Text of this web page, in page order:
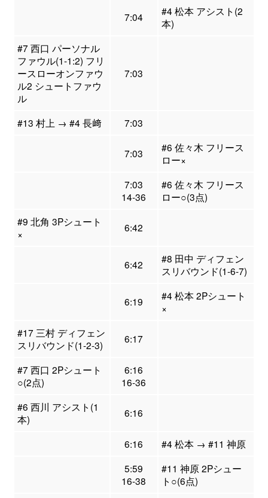
7:04
#4 松本 アシスト(2
本)
#7 西口 パーソナル
ファウル(1-1:2) フリ
ースローオンファウ
ル2 シュートファウ
ル
7:03
#13 村上 → #4 長﨑 7:03
7:03
#6 佐々木 フリース
ロー×
7:03
14-36
#6 佐々木 フリース
ロー○(3点)
#9 北角 3Pシュート
×
6:42
6:42
#8 田中 ディフェン
スリバウンド(1-6-7)
6:19
#4 松本 2Pシュート
×
#17 三村 ディフェン
スリバウンド(1-2-3)
6:17
#7 西口 2Pシュート
○(2点)
6:16
16-36
#6 西川 アシスト(1
本)
6:16
6:16
#4 松本 → #11 神原
5:59
16-38
#11 神原 2Pシュー
ト○(6点)